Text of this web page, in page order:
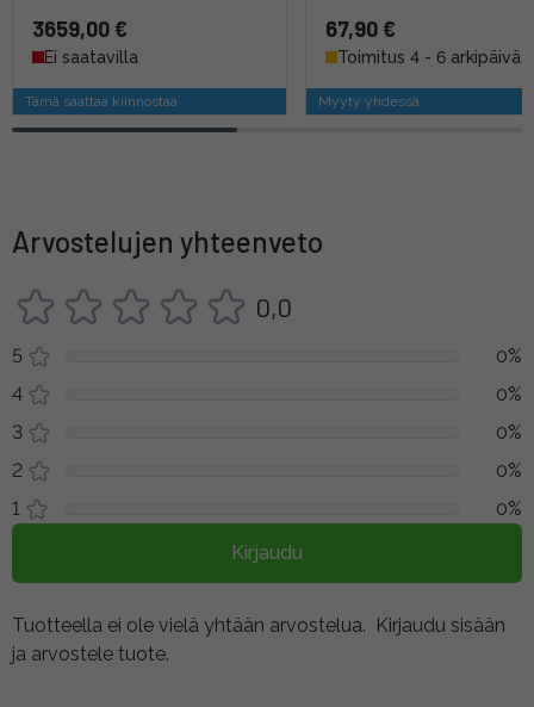
3659,00 €
Ei saatavilla
Tämä saattaa kiinnostaa
67,90 €
Toimitus 4 - 6 arkipäivää
Myyty yhdessä
Arvostelujen yhteenveto
0,0
5
0%
4
0%
3
0%
2
0%
1
0%
Kirjaudu
Tuotteella ei ole vielä yhtään arvostelua. Kirjaudu sisään
ja arvostele tuote.